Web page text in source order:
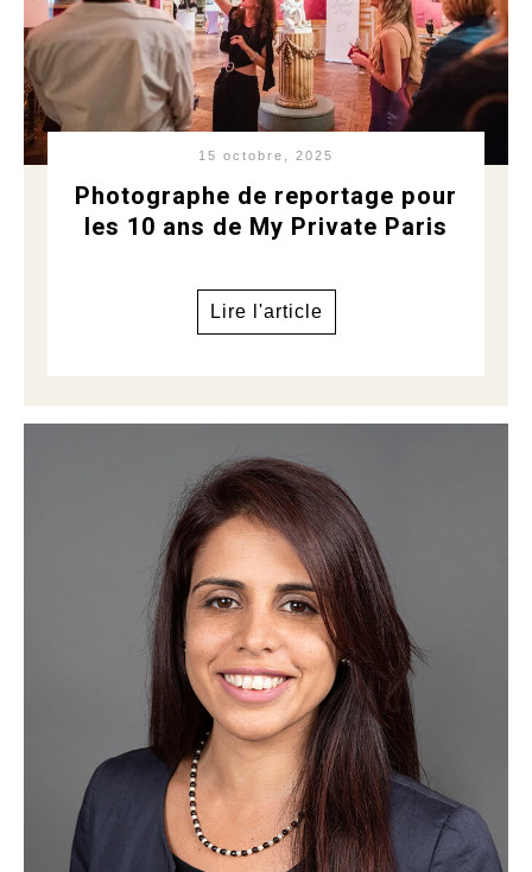
15 octobre, 2025
Photographe de reportage pour
les 10 ans de My Private Paris
Lire l'article